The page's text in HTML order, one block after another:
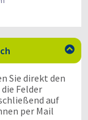

Sie direkt den
Felder
auf
per Mail